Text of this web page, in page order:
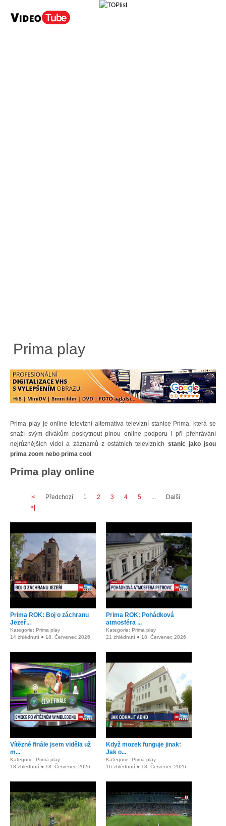
Prima play
Prima play je online televizní alternativa televizní stanice Prima, která se
snaží svým divákům poskytnout plnou online podporu i při přehrávání
nejrůznějších videí a záznamů z ostatních televizních stanic jako jsou
prima zoom nebo prima cool
Prima play online
|< Předchozí 1 2 3 4 5 ...
Další
>|
Prima ROK: Boj o záchranu
Jezeř...
Kategorie: Prima play
14 zhlédnutí ● 18. Červenec 2026
Prima ROK: Pohádková
atmosféra ...
Kategorie: Prima play
21 zhlédnutí ● 18. Červenec 2026
Vítězné finále jsem viděla už
m...
Kategorie: Prima play
18 zhlédnutí ● 18. Červenec 2026
Když mozek funguje jinak:
Jak o...
Kategorie: Prima play
16 zhlédnutí ● 18. Červenec 2026